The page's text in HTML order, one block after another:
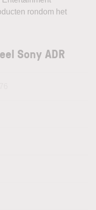
rondom het
Sony ADR